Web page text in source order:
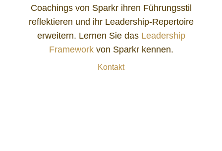
Coachings von Sparkr ihren Führungsstil
reflektieren und ihr Leadership-Repertoire
erweitern. Lernen Sie das Leadership
Frameworkvon Sparkr kennen.
Kontakt